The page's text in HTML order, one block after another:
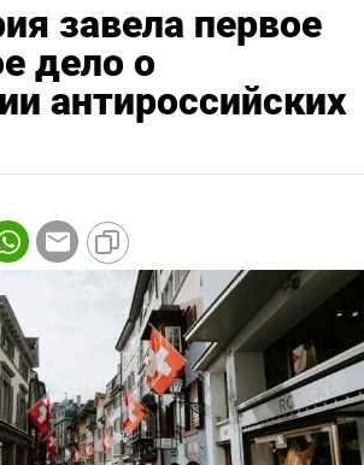
завела первое
дело о
антироссийских